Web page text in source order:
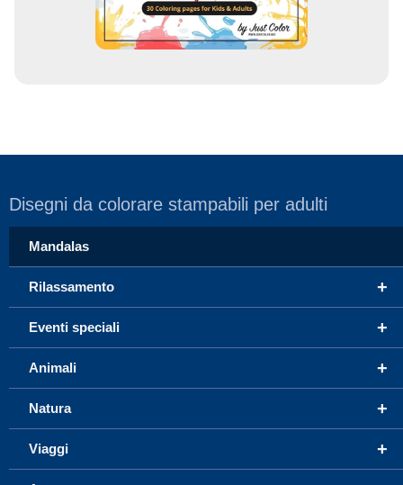
Disegni da colorare stampabili per adulti
Mandalas
+
Rilassamento
+
Eventi speciali
+
Animali
+
Natura
+
Viaggi